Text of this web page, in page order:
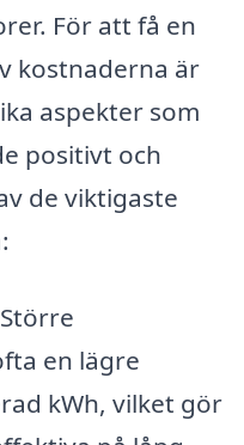
För att få en
kostnaderna är
aspekter som
positivt och
de viktigaste
Större
en lägre
kWh, vilket gör